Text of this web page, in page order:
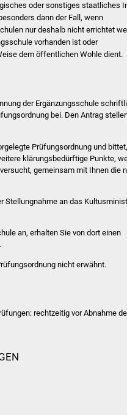
oder sonstiges staatliches
dann der Fall, wenn
nur deshalb nicht errichtet
vorhanden ist oder
dem öffentlichen Wohle dient.
der Ergänzungsschule
bei. Den Antrag
Prüfungsordnung und
klärungsbedürftige Punkte,
gemeinsam mit Ihnen die
Stellungnahme an das
an, erhalten Sie von dort einen
nicht erwähnt.
rechtzeitig vor Abnahme